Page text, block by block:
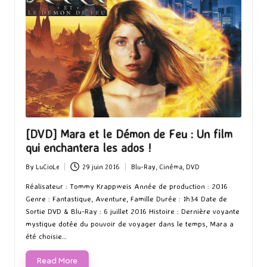
[DVD] Mara et le Démon de Feu : Un film
qui enchantera les ados !
Posted
by
By LuCioLe 29 juin 2016
Posted
in
Blu-Ray Cinéma, DVD
Réalisateur : Tommy Krappweis Année de production : 2016
Genre : Fantastique, Aventure, Famille Durée : 1h34 Date de
Sortie DVD & Blu-Ray : 6 juillet 2016 Histoire : Dernière voyante
mystique dotée du pouvoir de voyager dans le temps, Mara a
été choisie…
Read More